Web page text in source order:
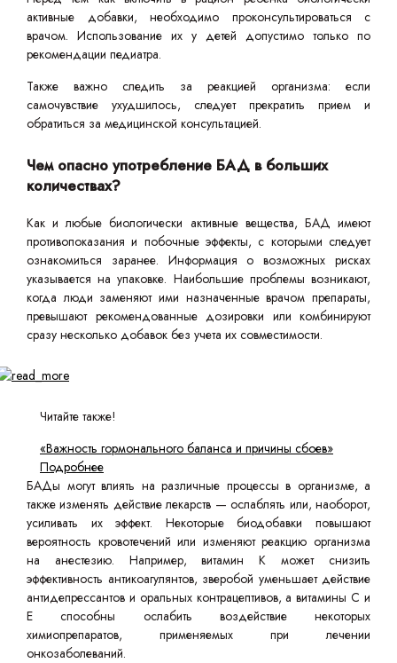
активные добавки, необходимо проконсультироваться с
врачом. Использование их у детей допустимо только по
рекомендации педиатра.
Также важно следить за реакцией организма: если
самочувствие ухудшилось, следует прекратить прием и
обратиться за медицинской консультацией.
Чем опасно употребление БАД в больших
количествах?
Как и любые биологически активные вещества, БАД имеют
противопоказания и побочные эффекты, с которыми следует
ознакомиться заранее. Информация о возможных рисках
указывается на упаковке. Наибольшие проблемы возникают,
когда люди заменяют ими назначенные врачом препараты,
превышают рекомендованные дозировки или комбинируют
сразу несколько добавок без учета их совместимости.
Читайте также!
«Важность гормонального баланса и причины сбоев»
Подробнее
БАДы могут влиять на различные процессы в организме, а
также изменять действие лекарств — ослаблять или, наоборот,
усиливать их эффект. Некоторые биодобавки повышают
вероятность кровотечений или изменяют реакцию организма
на анестезию. Например, витамин К может снизить
эффективность антикоагулянтов, зверобой уменьшает действие
антидепрессантов и оральных контрацептивов, а витамины С и
Е способны ослабить воздействие некоторых
химиопрепаратов, применяемых при лечении
онкозаболеваний.